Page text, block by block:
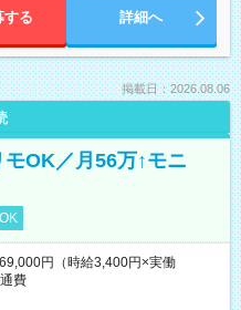
する 詳細へ
掲載日：2026.08.06
モOK／月56万↑モニ
円（時給3,400円×実働
費